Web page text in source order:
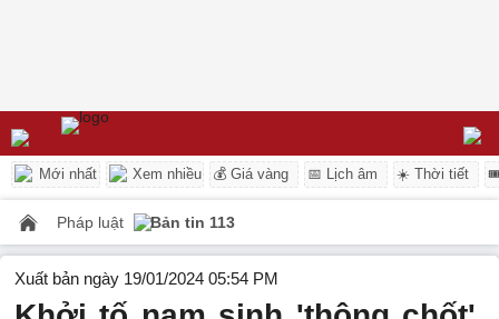
Mới nhất Xem nhiều 💰 Giá vàng 📅 Lịch âm ☀️ Thời tiết
Pháp luật Bản tin 113
Xuất bản ngày 19/01/2024 05:54 PM